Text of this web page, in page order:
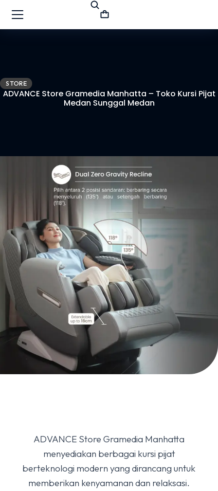
STORE
ADVANCE Store Gramedia Manhatta – Toko Kursi Pijat
Medan Sunggal Medan
ADVANCE Store Gramedia Manhatta
menyediakan berbagai kursi pijat
berteknologi modern yang dirancang untuk
memberikan kenyamanan dan relaksasi.